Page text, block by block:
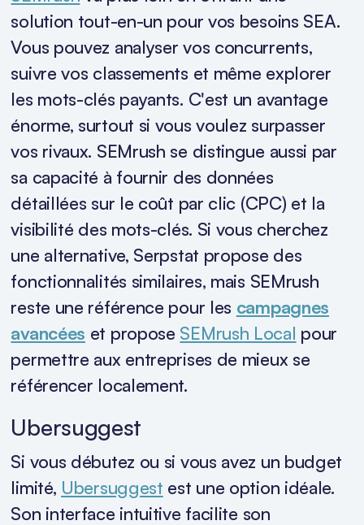
solution tout-en-un pour vos besoins SEA.
Vous pouvez analyser vos concurrents,
suivre vos classements et même explorer
les mots-clés payants. C'est un avantage
énorme, surtout si vous voulez surpasser
vos rivaux. SEMrush se distingue aussi par
sa capacité à fournir des données
détaillées sur le coût par clic (CPC) et la
visibilité des mots-clés. Si vous cherchez
une alternative, Serpstat propose des
fonctionnalités similaires, mais SEMrush
reste une référence pour les campagnes
avancées et propose SEMrush Local pour
permettre aux entreprises de mieux se
référencer localement.
Ubersuggest
Si vous débutez ou si vous avez un budget
limité, Ubersuggest est une option idéale.
Son interface intuitive facilite son